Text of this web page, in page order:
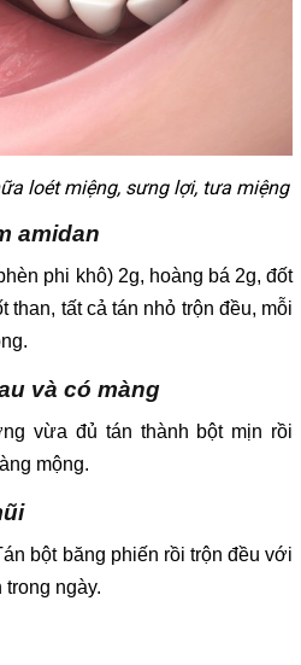
loét miệng, sưng lợi, tưa miệng
amidan
phi khô) 2g, hoàng bá 2g, đốt
than, tất cả tán nhỏ trộn đều, mỗi
và có màng
vừa đủ tán thành bột mịn rồi
mộng.
bột băng phiến rồi trộn đều với
ngày.